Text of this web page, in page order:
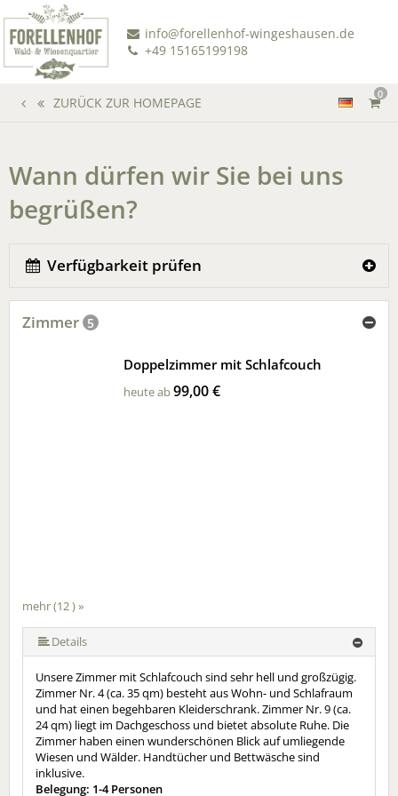
info@forellenhof-wingeshausen.de
+49 15165199198
0
ZURÜCK ZUR HOMEPAGE
Wann dürfen wir Sie bei uns
begrüßen?
Verfügbarkeit prüfen
Zimmer 5
mehr (12 ) »
mehr (12 ) »
mehr (12 ) »
mehr (12 ) »
mehr (12 ) »
mehr (12 ) »
mehr (12 ) »
mehr (12 ) »
mehr (12 ) »
Doppelzimmer mit Schlafcouch
heute ab99,00 €
Details
Unsere Zimmer mit Schlafcouch sind sehr hell und großzügig.
Zimmer Nr. 4 (ca. 35 qm) besteht aus Wohn- und Schlafraum
und hat einen begehbaren Kleiderschrank. Zimmer Nr. 9 (ca.
24 qm) liegt im Dachgeschoss und bietet absolute Ruhe. Die
Zimmer haben einen wunderschönen Blick auf umliegende
Wiesen und Wälder. Handtücher und Bettwäsche sind
inklusive.
Belegung: 1-4 Personen